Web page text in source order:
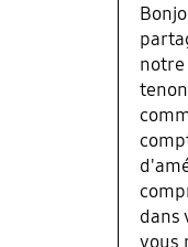
notre
dans
vous